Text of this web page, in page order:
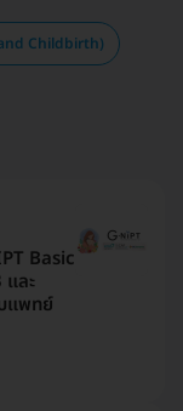
Childbirth)
Basic
ละ
แพทย์